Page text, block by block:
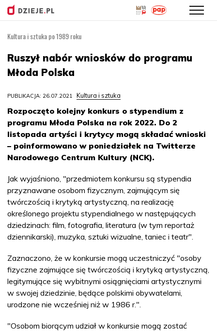
treści
Kultura i sztuka po 1989 roku
Ruszył nabór wniosków do programu
Młoda Polska
PUBLIKACJA: 26.07.2021 Kultura i sztuka
Rozpoczęto kolejny konkurs o stypendium z
programu Młoda Polska na rok 2022. Do 2
listopada artyści i krytycy mogą składać wnioski
– poinformowano w poniedziałek na Twitterze
Narodowego Centrum Kultury (NCK).
Jak wyjaśniono, "przedmiotem konkursu są stypendia
przyznawane osobom fizycznym, zajmującym się
twórczością i krytyką artystyczną, na realizację
określonego projektu stypendialnego w następujących
dziedzinach: film, fotografia, literatura (w tym reportaż
dziennikarski), muzyka, sztuki wizualne, taniec i teatr".
Zaznaczono, że w konkursie mogą uczestniczyć "osoby
fizyczne zajmujące się twórczością i krytyką artystyczną,
legitymujące się wybitnymi osiągnięciami artystycznymi
w swojej dziedzinie, będące polskimi obywatelami,
urodzone nie wcześniej niż w 1986 r.".
"Osobom biorącym udział w konkursie mogą zostać